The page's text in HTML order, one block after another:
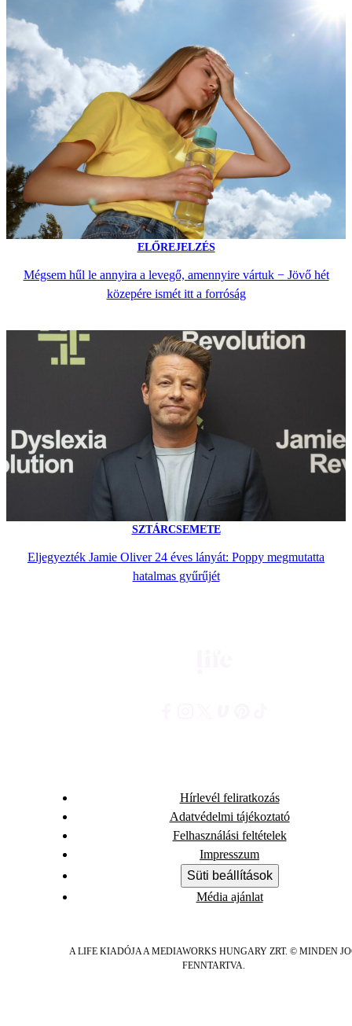
ELŐREJELZÉS
Mégsem hűl le annyira a levegő, amennyire vártuk − Jövő hét
közepére ismét itt a forróság
SZTÁRCSEMETE
Eljegyezték Jamie Oliver 24 éves lányát: Poppy megmutatta
hatalmas gyűrűjét
Hírlevél feliratkozás
Adatvédelmi tájékoztató
Felhasználási feltételek
Impresszum
Süti beállítások
Média ajánlat
A LIFE KIADÓJA A MEDIAWORKS HUNGARY ZRT. © MINDEN
FENNTARTVA.